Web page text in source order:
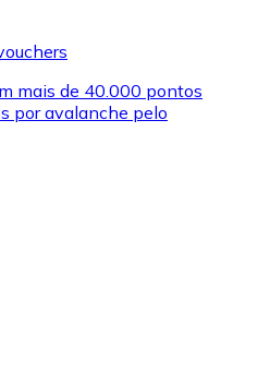
mais de 40.000 pontos
por avalanche pelo